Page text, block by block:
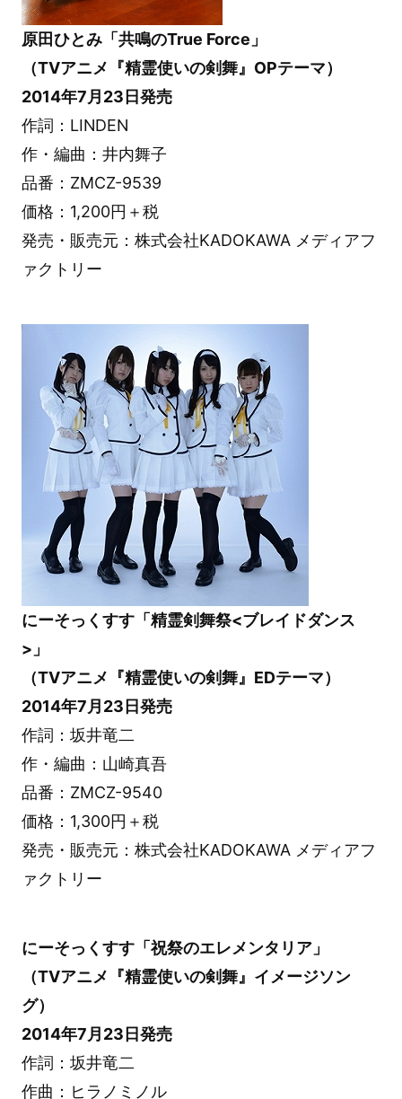
原田ひとみ「共鳴のTrue Force」
（TVアニメ『精霊使いの剣舞』OPテーマ）
2014年7月23日発売
作詞：LINDEN
作・編曲：井内舞子
品番：ZMCZ-9539
価格：1,200円＋税
発売・販売元：株式会社KADOKAWA メディアフ
ァクトリー
にーそっくすす「精霊剣舞祭<ブレイドダンス
>」
（TVアニメ『精霊使いの剣舞』EDテーマ）
2014年7月23日発売
作詞：坂井竜二
作・編曲：山崎真吾
品番：ZMCZ-9540
価格：1,300円＋税
発売・販売元：株式会社KADOKAWA メディアフ
ァクトリー
にーそっくすす「祝祭のエレメンタリア」
（TVアニメ『精霊使いの剣舞』イメージソン
グ）
2014年7月23日発売
作詞：坂井竜二
作曲：ヒラノミノル